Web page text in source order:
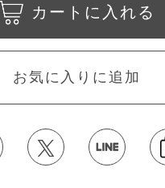
カートに入れる
お気に入りに追加